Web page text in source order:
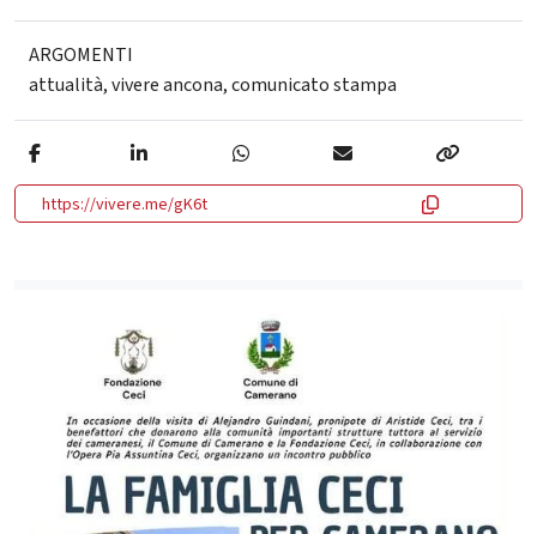
ARGOMENTI
attualità,vivere ancona,comunicato stampa
https://vivere.me/gK6t